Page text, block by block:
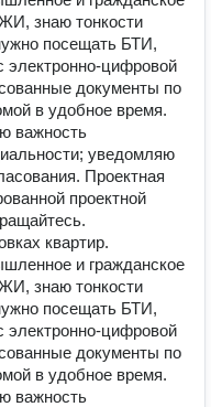
знаю тонкости
посещать БТИ,
электронно-цифровой
документы по
в удобное время.
важность
уведомляю
Проектная
проектной
квартир.
и гражданское
знаю тонкости
посещать БТИ,
электронно-цифровой
документы по
в удобное время.
важность